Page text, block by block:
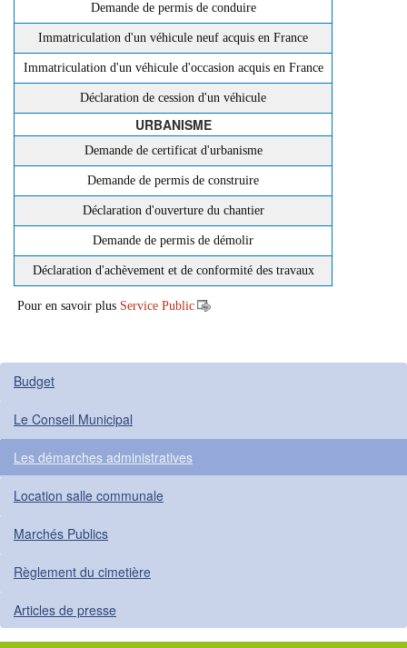
Demande de permis de conduire
Immatriculation d'un véhicule neuf acquis en France
Immatriculation d'un véhicule d'occasion acquis en France
Déclaration de cession d'un véhicule
URBANISME
Demande de certificat d'urbanisme
Demande de permis de construire
Déclaration d'ouverture du chantier
Demande de permis de démolir
Déclaration d'achèvement et de conformité des travaux
Pour en savoir plus Service Public
Budget
Le Conseil Municipal
Les démarches administratives
Location salle communale
Marchés Publics
Règlement du cimetière
Articles de presse